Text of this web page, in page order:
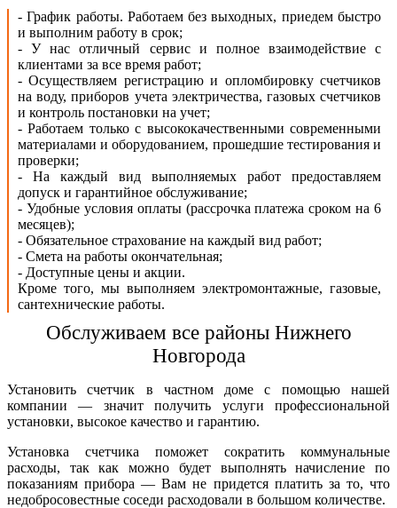
- График работы. Работаем без выходных, приедем быстро
и выполним работу в срок;
- У нас отличный сервис и полное взаимодействие с
клиентами за все время работ;
- Осуществляем регистрацию и опломбировку счетчиков
на воду, приборов учета электричества, газовых счетчиков
и контроль постановки на учет;
-Работаем только с высококачественными современными
материалами и оборудованием, прошедшие тестирования и
проверки;
- На каждый вид выполняемых работ предоставляем
допуск и гарантийное обслуживание;
- Удобные условия оплаты (рассрочка платежа сроком на 6
месяцев);
- Обязательное страхование на каждый вид работ;
- Смета на работы окончательная;
- Доступные цены и акции.
Кроме того, мы выполняем электромонтажные, газовые,
сантехнические работы.
Обслуживаем все районы Нижнего
Новгорода
Установить счетчик в частном доме с помощью нашей
компании — значит получить услуги профессиональной
установки, высокое качество и гарантию.
Установка счетчика поможет сократить коммунальные
расходы, так как можно будет выполнять начисление по
показаниям прибора — Вам не придется платить за то, что
недобросовестные соседи расходовали в большом количестве.